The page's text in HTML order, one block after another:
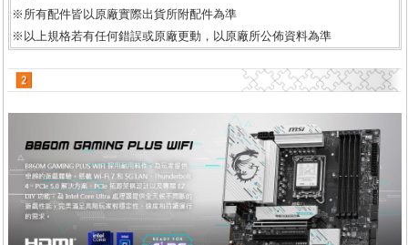
※所有配件皆以原廠實際出貨所附配件為準
※以上規格若有任何錯誤或原廠更動，以原廠所公佈資料為準